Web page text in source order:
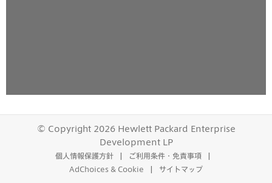
© Copyright 2026 Hewlett Packard Enterprise
Development LP
個人情報保護方針
ご利用条件・免責事項
AdChoices & Cookie
サイトマップ